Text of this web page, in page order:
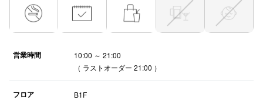
営業時間
10:00 ～ 21:00
（ ラストオーダー 21:00 ）
フロア B1F